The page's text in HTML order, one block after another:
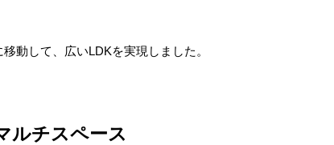
動して、広いLDKを実現しました。
ルチスペース